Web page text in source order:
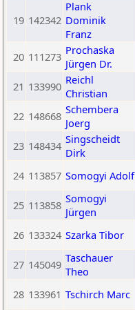
19 142342
Plank
Dominik
Franz
20 111273 Prochaska
Jürgen Dr.
21 133990 Reichl
Christian
22 148668 Schembera
Joerg
23 148434 Singscheidt
Dirk
24 113857 Somogyi Adolf
25 113858 Somogyi
Jürgen
26 133324 Szarka Tibor
27 145049 Taschauer
Theo
28 133961 Tschirch Marc